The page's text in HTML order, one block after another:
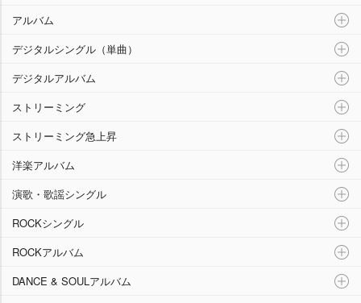
アルバム
デジタルシングル（単曲）
デジタルアルバム
ストリーミング
ストリーミング急上昇
洋楽アルバム
演歌・歌謡シングル
ROCKシングル
ROCKアルバム
DANCE & SOULアルバム